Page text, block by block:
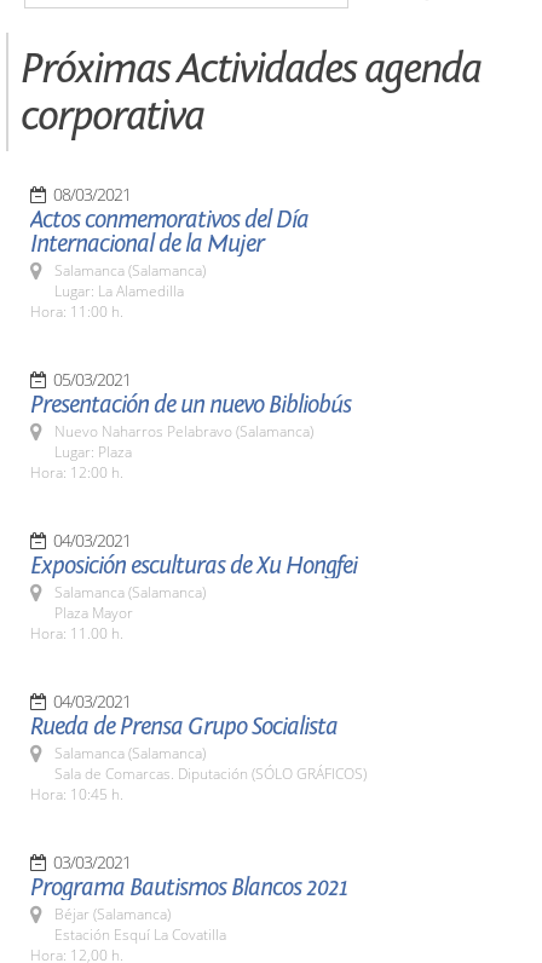
Próximas Actividades agenda
corporativa
08/03/2021
Actos conmemorativos del Día
Internacional de la Mujer
Salamanca (Salamanca)
Lugar: La Alamedilla
Hora: 11:00 h.
05/03/2021
Presentación de un nuevo Bibliobús
Nuevo Naharros Pelabravo (Salamanca)
Lugar: Plaza
Hora: 12:00 h.
04/03/2021
Exposición esculturas de Xu Hongfei
Salamanca (Salamanca)
Plaza Mayor
Hora: 11.00 h.
04/03/2021
Rueda de Prensa Grupo Socialista
Salamanca (Salamanca)
Sala de Comarcas. Diputación (SÓLO GRÁFICOS)
Hora: 10:45 h.
03/03/2021
Programa Bautismos Blancos 2021
Béjar (Salamanca)
Estación Esquí La Covatilla
Hora: 12,00 h.